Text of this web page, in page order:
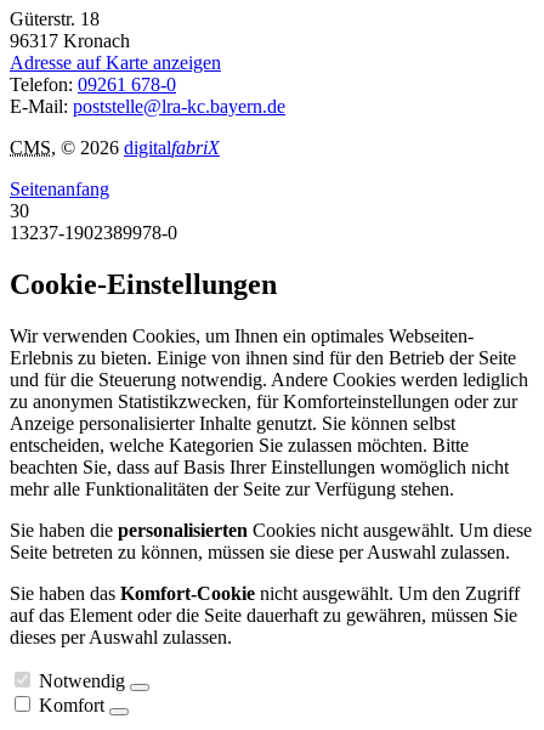
Güterstr. 18
96317 Kronach
Adresse auf Karte anzeigen
Telefon: 09261 678-0
E-Mail: poststelle@lra-kc.bayern.de
CMS, © 2026 digitalfabriX
Seitenanfang
30
13237-1902389978-0
Cookie-Einstellungen
Wir verwenden Cookies, um Ihnen ein optimales Webseiten-
Erlebnis zu bieten. Einige von ihnen sind für den Betrieb der Seite
und für die Steuerung notwendig. Andere Cookies werden lediglich
zu anonymen Statistikzwecken, für Komforteinstellungen oder zur
Anzeige personalisierter Inhalte genutzt. Sie können selbst
entscheiden, welche Kategorien Sie zulassen möchten. Bitte
beachten Sie, dass auf Basis Ihrer Einstellungen womöglich nicht
mehr alle Funktionalitäten der Seite zur Verfügung stehen.
Sie haben die personalisierten Cookies nicht ausgewählt. Um diese
Seite betreten zu können, müssen sie diese per Auswahl zulassen.
Sie haben das Komfort-Cookie nicht ausgewählt. Um den Zugriff
auf das Element oder die Seite dauerhaft zu gewähren, müssen Sie
dieses per Auswahl zulassen.
Notwendig
Komfort